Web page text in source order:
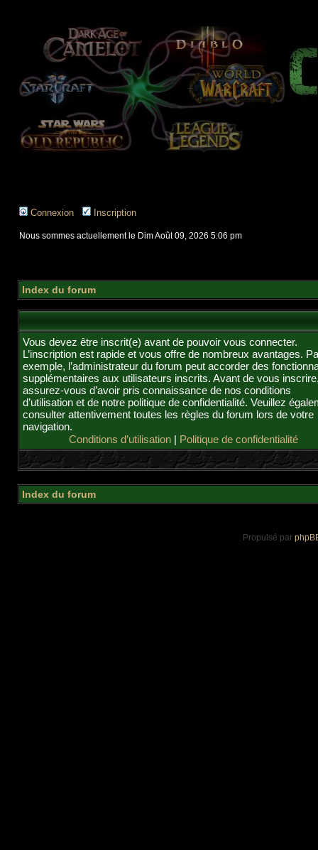
Connexion Inscription
Nous sommes actuellement le Dim Août 09, 2026 5:06 pm
Index du forum
Vous devez être inscrit(e) avant de pouvoir vous connecter.
L’inscription est rapide et vous offre de nombreux avantages.
exemple, l’administrateur du forum peut accorder des
supplémentaires aux utilisateurs inscrits. Avant de vous
assurez-vous d’avoir pris connaissance de nos conditions
d’utilisation et de notre politique de confidentialité. Veuillez
consulter attentivement toutes les règles du forum lors de votre
navigation.
Conditions d’utilisation| Politique de confidentialité
Index du forum
Propulsé par